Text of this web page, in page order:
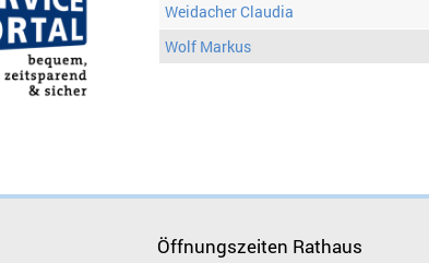
Weidacher Claudia
Wolf Markus
Öffnungszeiten Rathaus